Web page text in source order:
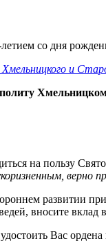
и
на пользу
верно
развитии
вносите
Вас